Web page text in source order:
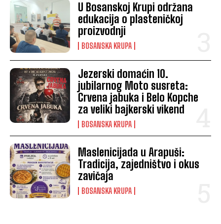
U Bosanskoj Krupi održana
edukacija o plasteničkoj
proizvodnji
BOSANSKA KRUPA
Jezerski domaćin 10.
jubilarnog Moto susreta:
Crvena jabuka i Belo Kopche
za veliki bajkerski vikend
BOSANSKA KRUPA
Maslenicijada u Arapuši:
Tradicija, zajedništvo i okus
zavičaja
BOSANSKA KRUPA